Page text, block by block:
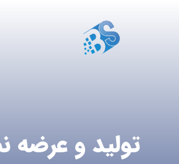
تولید و